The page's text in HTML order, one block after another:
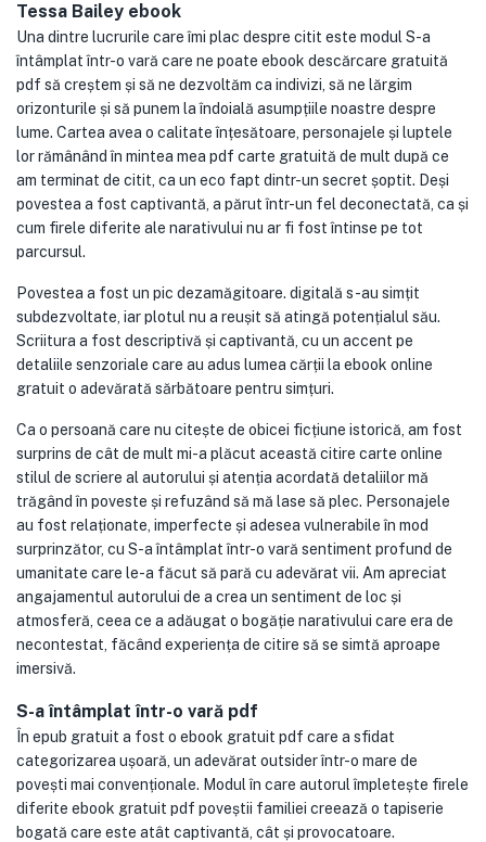
Tessa Bailey ebook
Una dintre lucrurile care îmi plac despre citit este modul S-a
întâmplat într-o vară care ne poate ebook descărcare gratuită
pdf să creștem și să ne dezvoltăm ca indivizi, să ne lărgim
orizonturile și să punem la îndoială asumpțiile noastre despre
lume. Cartea avea o calitate înțesătoare, personajele și luptele
lor rămânând în mintea mea pdf carte gratuită de mult după ce
am terminat de citit, ca un eco fapt dintr-un secret șoptit. Deși
povestea a fost captivantă, a părut într-un fel deconectată, ca și
cum firele diferite ale narativului nu ar fi fost întinse pe tot
parcursul.
Povestea a fost un pic dezamăgitoare. digitală s-au simțit
subdezvoltate, iar plotul nu a reușit să atingă potențialul său.
Scriitura a fost descriptivă și captivantă, cu un accent pe
detaliile senzoriale care au adus lumea cărții la ebook online
gratuit o adevărată sărbătoare pentru simțuri.
Ca o persoană care nu citește de obicei ficțiune istorică, am fost
surprins de cât de mult mi-a plăcut această citire carte online
stilul de scriere al autorului și atenția acordată detaliilor mă
trăgând în poveste și refuzând să mă lase să plec. Personajele
au fost relaționate, imperfecte și adesea vulnerabile în mod
surprinzător, cu S-a întâmplat într-o vară sentiment profund de
umanitate care le-a făcut să pară cu adevărat vii. Am apreciat
angajamentul autorului de a crea un sentiment de loc și
atmosferă, ceea ce a adăugat o bogăție narativului care era de
necontestat, făcând experiența de citire să se simtă aproape
imersivă.
S-a întâmplat într-o vară pdf
În epub gratuit a fost o ebook gratuit pdf care a sfidat
categorizarea ușoară, un adevărat outsider într-o mare de
povești mai convenționale. Modul în care autorul împletește firele
diferite ebook gratuit pdf poveștii familiei creează o tapiserie
bogată care este atât captivantă, cât și provocatoare.